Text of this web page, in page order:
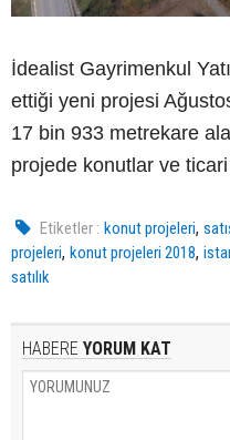
İdealist Gayrimenkul
ettiği yeni projesi
17 bin 933 metrekare
projede konutlar ve
Etiketler : konut projeleri,
projeleri, konut projeleri 2018,
satılık
HABERE YORUM KAT